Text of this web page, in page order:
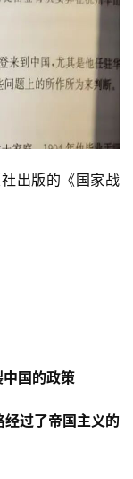
出版的《国家战
国的政策
过了帝国主义的